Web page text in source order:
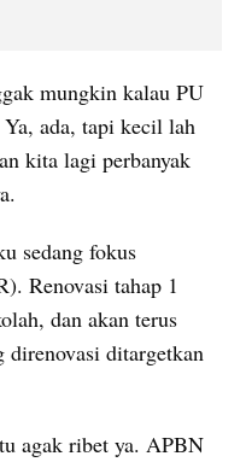
mungkin kalau PU
ada, tapi kecil lah
kita lagi perbanyak
sedang fokus
Renovasi tahap 1
dan akan terus
direnovasi ditargetkan
agak ribet ya. APBN